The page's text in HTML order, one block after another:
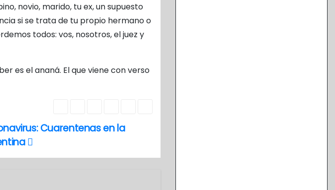
novio, marido, tu ex, un supuesto
si se trata de tu propio hermano o
todos: vos, nosotros, el juez y
es el ananá. El que viene con verso
Cuarentenas en la